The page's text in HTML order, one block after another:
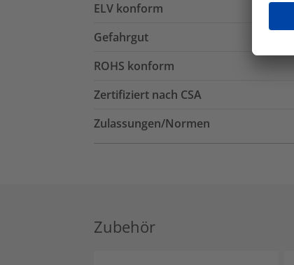
ELV konform
Gefahrgut
ROHS konform
Zertifiziert nach CSA
Zulassungen/Normen
Zubehör